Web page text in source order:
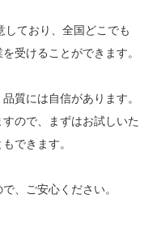
しており、全国どこでも
受けることができます。
質には自信があります。
ので、まずはお試しいた
できます。
、ご安心ください。